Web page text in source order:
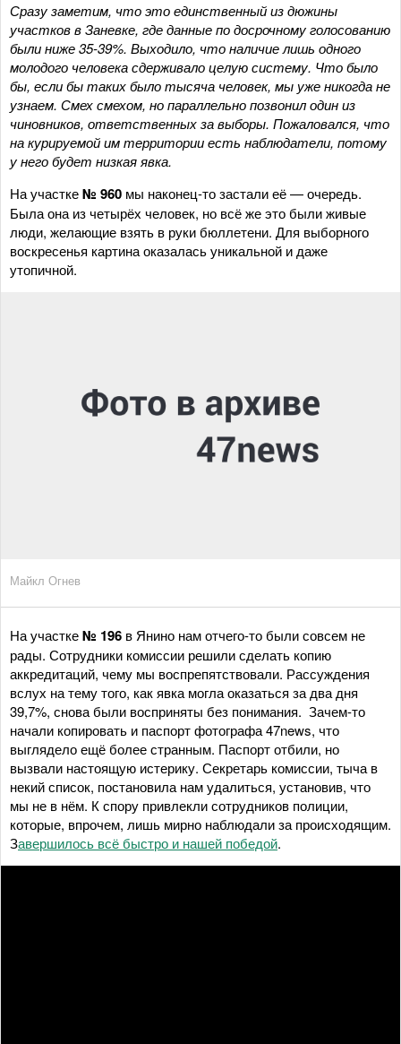
Сразу заметим, что это единственный из дюжины
участков в Заневке, где данные по досрочному голосованию
были ниже 35-39%. Выходило, что наличие лишь одного
молодого человека сдерживало целую систему. Что было
бы, если бы таких было тысяча человек, мы уже никогда не
узнаем. Смех смехом, но параллельно позвонил один из
чиновников, ответственных за выборы. Пожаловался, что
на курируемой им территории есть наблюдатели, потому
у него будет низкая явка.
На участке№ 960 мы наконец-то застали её — очередь.
Была она из четырёх человек, но всё же это были живые
люди, желающие взять в руки бюллетени. Для выборного
воскресенья картина оказалась уникальной и даже
утопичной.
Майкл Огнев
На участке№ 196 в Янино нам отчего-то были совсем не
рады. Сотрудники комиссии решили сделать копию
аккредитаций, чему мы воспрепятствовали. Рассуждения
вслух на тему того, как явка могла оказаться за два дня
39,7%, снова были восприняты без понимания. Зачем-то
начали копировать и паспорт фотографа 47news, что
выглядело ещё более странным. Паспорт отбили, но
вызвали настоящую истерику. Секретарь комиссии, тыча в
некий список, постановила нам удалиться, установив, что
мы не в нём. К спору привлекли сотрудников полиции,
которые, впрочем, лишь мирно наблюдали за происходящим.
Завершилось всё быстро и нашей победой.